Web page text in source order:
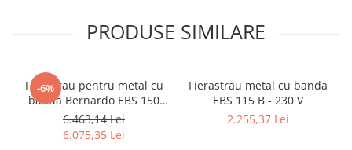
Indicator cadran / Baze magnetice
Micrometru de adancime
Micrometru de interior
Palpatoare margine
PRODUSE SIMILARE
-6%
Ferastrau pentru metal cu
banda Bernardo EBS 150
GC
6.463,14 Lei
6.075,35 Lei
Fierastrau metal cu banda
EBS 115 B - 230 V
2.255,37 Lei